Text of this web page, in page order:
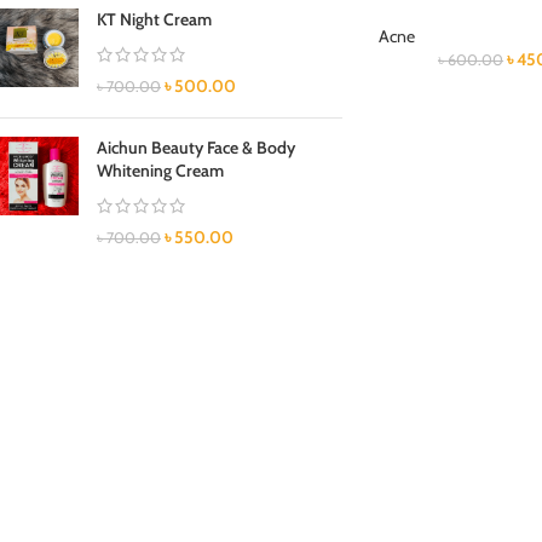
KT Night Cream
৳700.00 ৳500.00
Aichun Beauty Face & Body
Whitening Cream
৳700.00 ৳550.00
Acne
৳600.00 ৳